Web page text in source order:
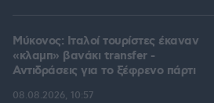
Μύκονος: Ιταλοί τουρίστες έκαναν
«κλαμπ» βανάκι transfer -
Αντιδράσεις για το ξέφρενο πάρτι
08.08.2026, 10:57